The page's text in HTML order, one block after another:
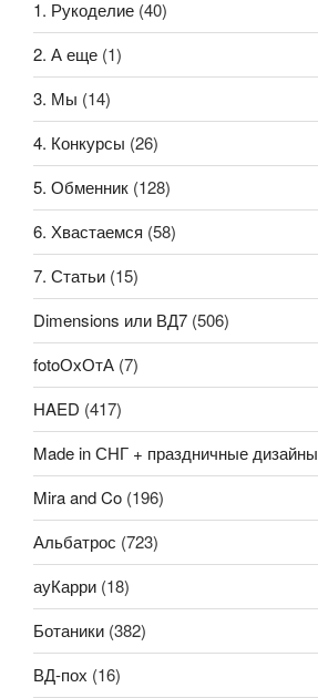
1. Рукоделие (40)
2. А еще (1)
3. Мы (14)
4. Конкурсы (26)
5. Обменник (128)
6. Хвастаемся (58)
7. Статьи (15)
Dimensions или ВД7 (506)
fotoОхОтА (7)
HAED (417)
Made in СНГ + праздничные дизайны
Mira and Co (196)
Альбатрос (723)
ауКарри (18)
Ботаники (382)
ВД-пох (16)